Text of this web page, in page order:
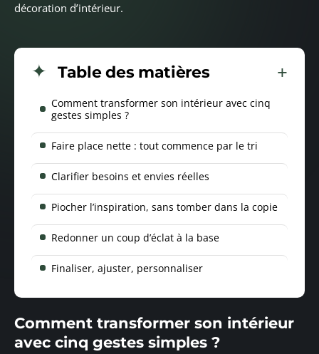
décoration d’intérieur.
Table des matières
Comment transformer son intérieur avec cinq
gestes simples ?
Faire place nette : tout commence par le tri
Clarifier besoins et envies réelles
Piocher l’inspiration, sans tomber dans la copie
Redonner un coup d’éclat à la base
Finaliser, ajuster, personnaliser
Comment transformer son intérieur
avec cinq gestes simples ?